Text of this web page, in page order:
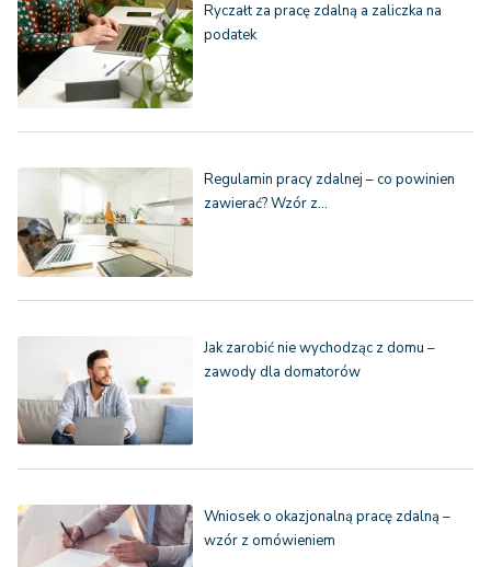
Ryczałt za pracę zdalną a zaliczka na
podatek
Regulamin pracy zdalnej – co powinien
zawierać? Wzór z…
Jak zarobić nie wychodząc z domu –
zawody dla domatorów
Wniosek o okazjonalną pracę zdalną –
wzór z omówieniem